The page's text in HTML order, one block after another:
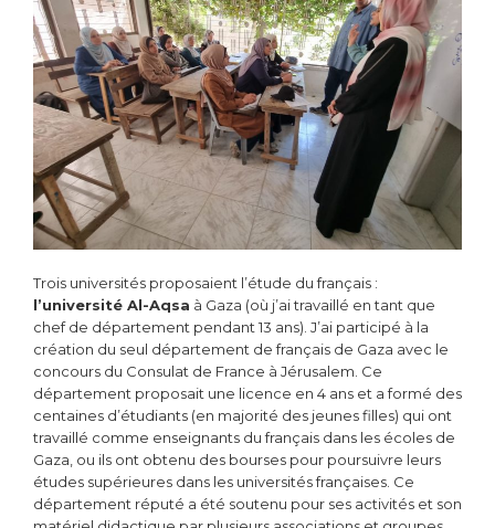
Trois universités proposaient l’étude du français :
l’université Al-Aqsa à Gaza (où j’ai travaillé en tant que
chef de département pendant 13 ans). J’ai participé à la
création du seul département de français de Gaza avec le
concours du Consulat de France à Jérusalem. Ce
département proposait une licence en 4 ans et a formé des
centaines d’étudiants (en majorité des jeunes filles) qui ont
travaillé comme enseignants du français dans les écoles de
Gaza, ou ils ont obtenu des bourses pour poursuivre leurs
études supérieures dans les universités françaises. Ce
département réputé a été soutenu pour ses activités et son